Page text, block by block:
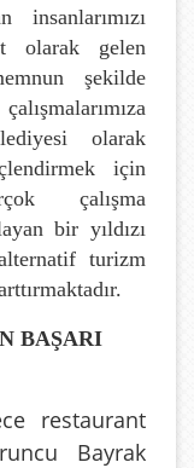
insanlarımızı
olarak gelen
şekilde
olarak
için
çalışma
bir yıldızı
turizm
BAŞARI
restaurant
Bayrak